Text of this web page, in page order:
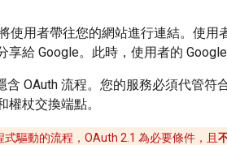
將使用者帶往您的網站進行連結。使
享給 Google。此時，使用者的
含 OAuth 流程。您的服務必須代管符
權杖交換端點。
式驅動的流程，OAuth 2.1 為必要條件，且